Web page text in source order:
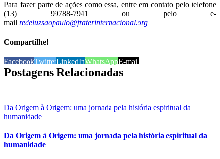
Para fazer parte de ações como essa, entre em contato pelo telefone
(13) 99788-7941 ou pelo e-
mail redeluzsaopaulo@fraterinternacional.org
Compartilhe!
FacebookTwitterLinkedInWhatsAppE-mail
Postagens Relacionadas
Da Origem à Origem: uma jornada pela história espiritual da
humanidade
Da Origem à Origem: uma jornada pela história espiritual da
humanidade